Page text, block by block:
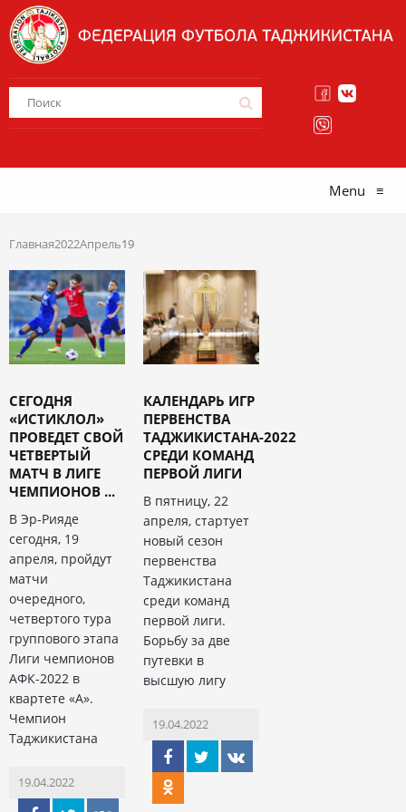
Menu ≡
Главная2022Апрель19
СЕГОДНЯ
«ИСТИКЛОЛ»
ПРОВЕДЕТ СВОЙ
ЧЕТВЕРТЫЙ
МАТЧ В ЛИГЕ
ЧЕМПИОНОВ ...
В Эр-Рияде
сегодня, 19
апреля, пройдут
матчи
очередного,
четвертого тура
группового этапа
Лиги чемпионов
АФК-2022 в
квартете «А».
Чемпион
Таджикистана
19.04.2022
КАЛЕНДАРЬ ИГР
ПЕРВЕНСТВА
ТАДЖИКИСТАНА-2022
СРЕДИ КОМАНД
ПЕРВОЙ ЛИГИ
В пятницу, 22
апреля, стартует
новый сезон
первенства
Таджикистана
среди команд
первой лиги.
Борьбу за две
путевки в
высшую лигу
19.04.2022